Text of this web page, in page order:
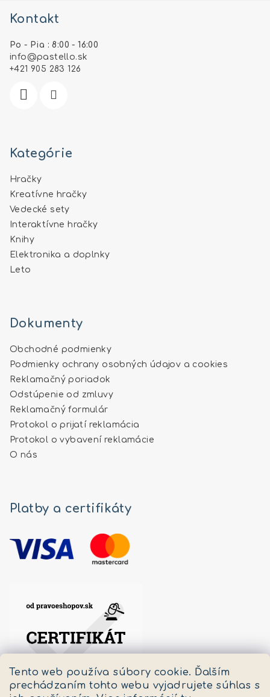
Tento web používa súbory cookie. Ďalším
prechádzaním tohto webu vyjadrujete súhlas s
Kontakt
Po - Pia : 8:00 - 16:00
info @pastello.sk
+421 905 283 126
Kategórie
Hračky
Kreatívne hračky
Vedecké sety
Interaktívne hračky
Knihy
Elektronika a doplnky
Leto
Dokumenty
Obchodné podmienky
Podmienky ochrany osobných údajov a cookies
Reklamačný poriadok
Odstúpenie od zmluvy
Reklamačný formulár
Protokol o prijatí reklamácia
Protokol o vybavení reklamácie
O nás
Platby a certifikáty